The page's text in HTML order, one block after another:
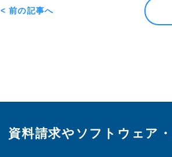
< 前の記事へ
資料請求やソフトウェア